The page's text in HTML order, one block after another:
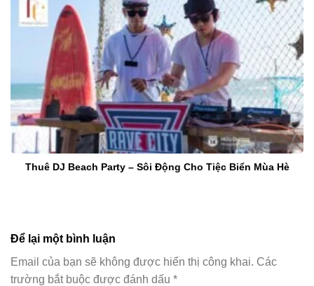
Thuê DJ Beach Party – Sôi Động Cho Tiệc Biển Mùa Hè
Để lại một bình luận
Email của bạn sẽ không được hiển thị công khai. Các
trường bắt buộc được đánh dấu *